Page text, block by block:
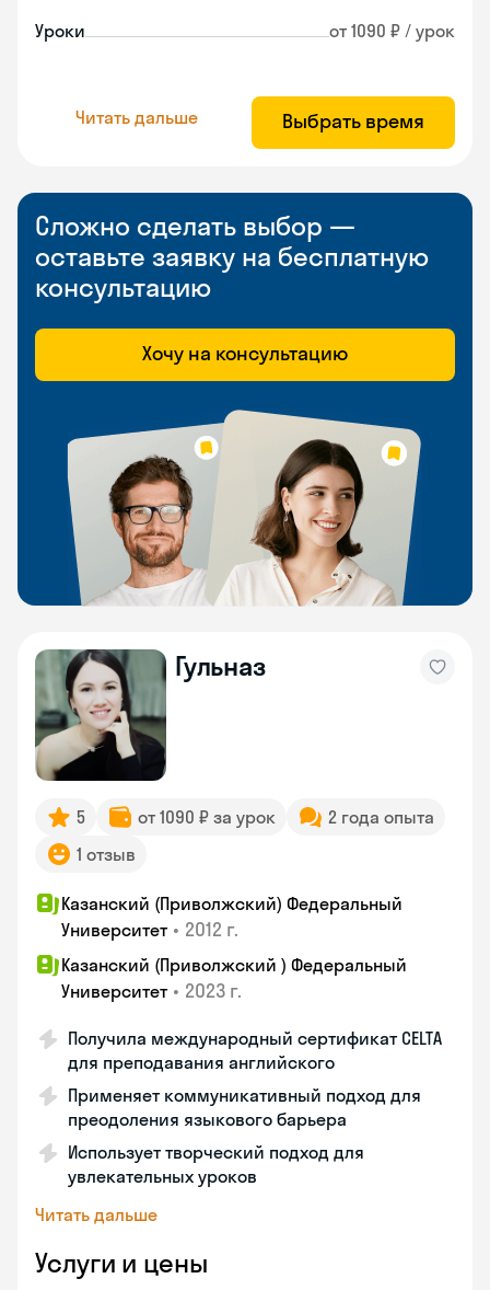
Уроки от 1090 ₽ / урок
Читать дальше Выбрать время
Сложно сделать выбор —
оставьте заявку на бесплатную
консультацию
Хочу на консультацию
Гульназ
5 от 1090 ₽ за урок
2 года опыта
1 отзыв
Казанский (Приволжский) Федеральный
Университет • 2012 г.
Казанский (Приволжский ) Федеральный
Университет • 2023 г.
Получила международный сертификат CELTA
для преподавания английского
Применяет коммуникативный подход для
преодоления языкового барьера
Использует творческий подход для
увлекательных уроков
Читать дальше
Услуги и цены